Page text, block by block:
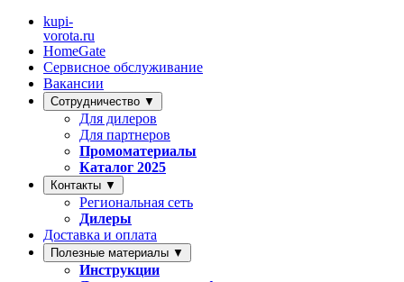
kupi-
vorota.ru
HomeGate
Сервисное обслуживание
Вакансии
Сотрудничество ▼
Для дилеров
Для партнеров
Промоматериалы
Каталог 2025
Контакты ▼
Региональная сеть
Дилеры
Доставка и оплата
Полезные материалы ▼
Инструкции